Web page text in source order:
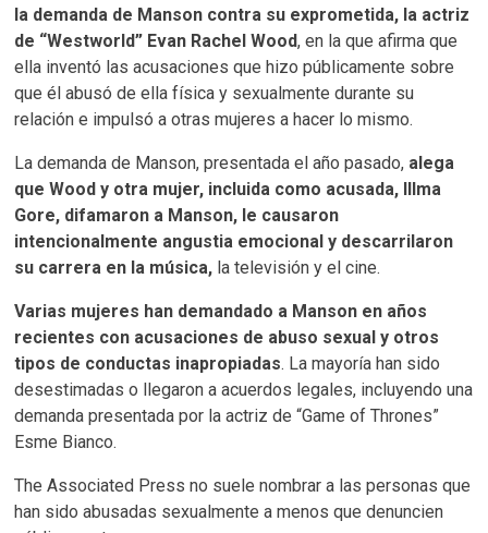
la demanda de Manson contra su exprometida, la actriz
de “Westworld” Evan Rachel Wood, en la que afirma que
ella inventó las acusaciones que hizo públicamente sobre
que él abusó de ella física y sexualmente durante su
relación e impulsó a otras mujeres a hacer lo mismo.
La demanda de Manson, presentada el año pasado, alega
que Wood y otra mujer, incluida como acusada, Illma
Gore, difamaron a Manson, le causaron
intencionalmente angustia emocional y descarrilaron
su carrera en la música, la televisión y el cine.
Varias mujeres han demandado a Manson en años
recientes con acusaciones de abuso sexual y otros
tipos de conductas inapropiadas. La mayoría han sido
desestimadas o llegaron a acuerdos legales, incluyendo una
demanda presentada por la actriz de “Game of Thrones”
Esme Bianco.
The Associated Press no suele nombrar a las personas que
han sido abusadas sexualmente a menos que denuncien